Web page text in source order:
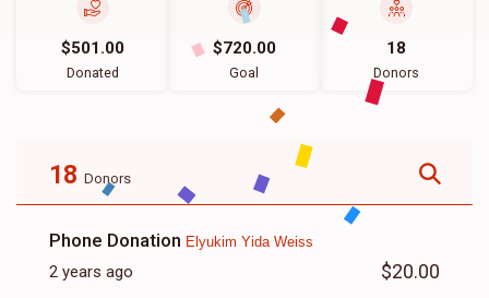
$501.00
Donated
$720.00
Goal
18
Donors
18 Donors
Phone Donation Elyukim Yida Weiss
2 years ago $20.00